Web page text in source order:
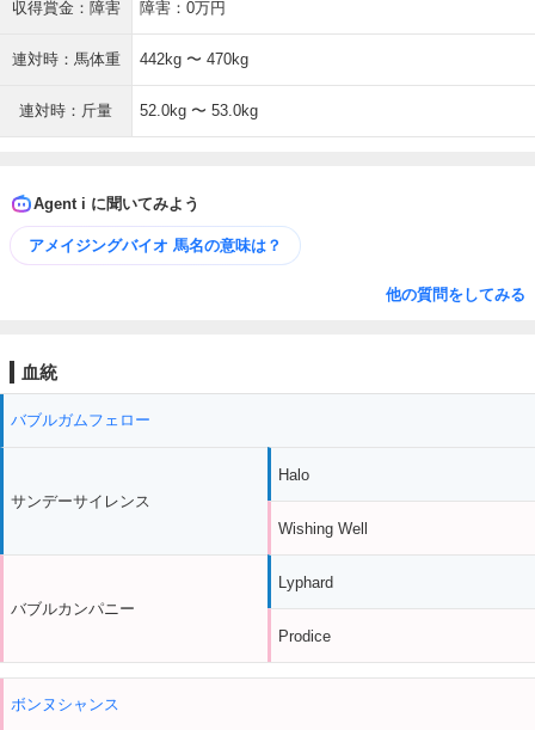
収得賞金：障害 障害：0万円
連対時：馬体重 442kg 〜 470kg
連対時：斤量 52.0kg 〜 53.0kg
Agent i に聞いてみよう
アメイジングバイオ 馬名の意味は？
他の質問をしてみる
血統
バブルガムフェロー
サンデーサイレンス
バブルカンパニー
Halo
Wishing Well
Lyphard
Prodice
ボンヌシャンス